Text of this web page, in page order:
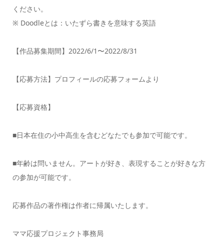
ください。
※ Doodleとは：いたずら書きを意味する英語
【作品募集期間】2022/6/1〜2022/8/31
【応募方法】プロフィールの応募フォームより
【応募資格】
■日本在住の小中高生を含むどなたでも参加で可能です。
■年齢は問いません。アートが好き、表現することが好きな方
の参加が可能です。
応募作品の著作権は作者に帰属いたします。
ママ応援プロジェクト事務局